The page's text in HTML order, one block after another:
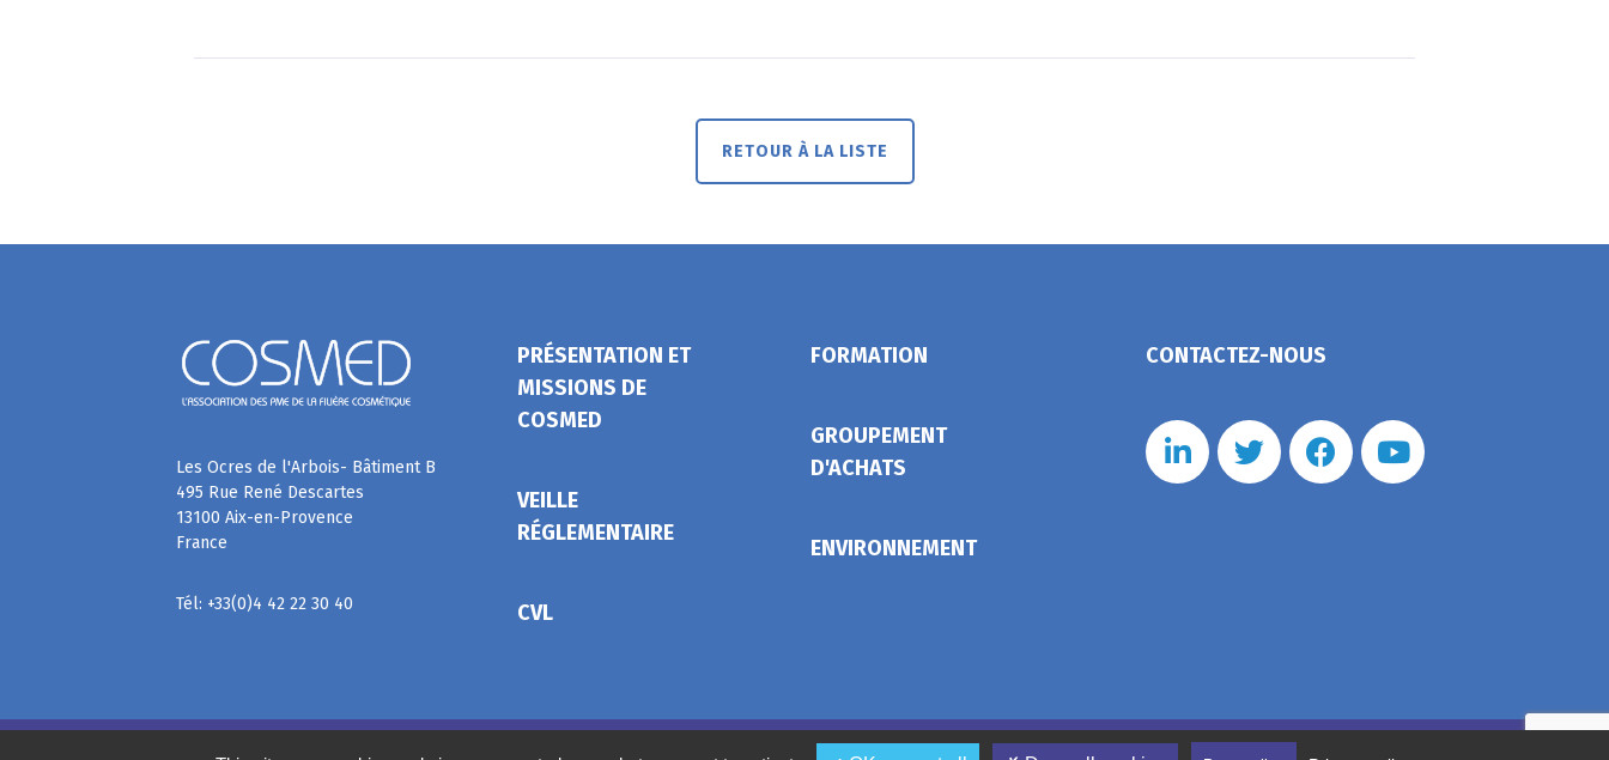
RETOUR À LA LISTE
Les Ocres de l'Arbois- Bâtiment B
495 Rue René Descartes
13100 Aix-en-Provence
France
Tél: +33(0)4 42 22 30 40
PRÉSENTATION ET
MISSIONS DE
COSMED
VEILLE
RÉGLEMENTAIRE
CVL
FORMATION
GROUPEMENT
D'ACHATS
ENVIRONNEMENT
CONTACTEZ-NOUS
Mentions légales Conditions générales de vente